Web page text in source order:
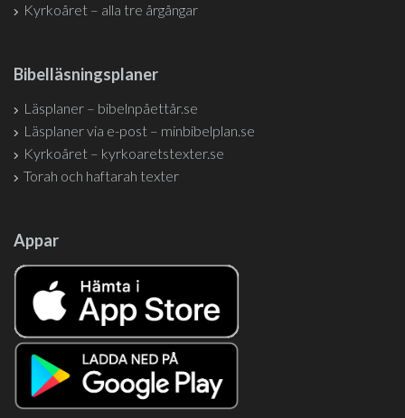
Kyrkoåret – alla tre årgångar
Bibelläsningsplaner
Läsplaner – bibelnpåettår.se
Läsplaner via e-post – minbibelplan.se
Kyrkoåret – kyrkoaretstexter.se
Torah och haftarah texter
Appar